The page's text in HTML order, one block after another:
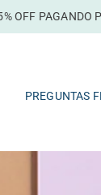
OFF PAGANDO
PREGUNTAS